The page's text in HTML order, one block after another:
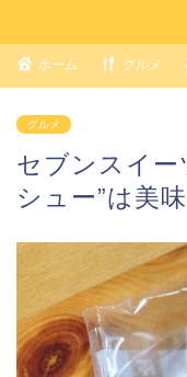
ホーム グルメ
グルメ
セブンスイー
シュー”は美